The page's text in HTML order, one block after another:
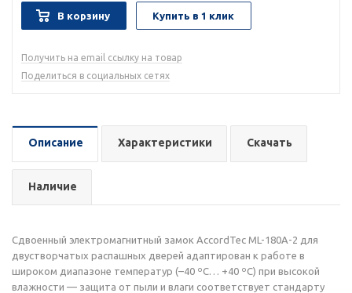
В корзину Купить в 1 клик
Получить на email ссылку на товар
Поделиться в социальных сетях
Описание Характеристики Скачать
Наличие
Сдвоенный электромагнитный замок AccordTec ML-180A-2 для
двустворчатых распашных дверей адаптирован к работе в
широком диапазоне температур (–40 ºC… +40 ºC) при высокой
влажности — защита от пыли и влаги соответствует стандарту